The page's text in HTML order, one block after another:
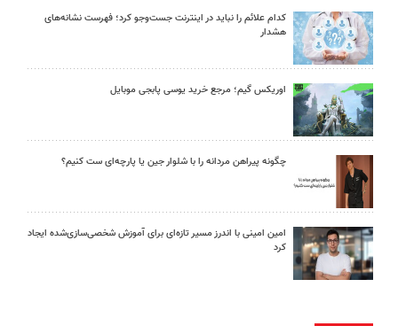
کدام علائم را نباید در اینترنت جست‌وجو کرد؛ فهرست نشانه‌های
هشدار
اوریکس گیم؛ مرجع خرید یوسی پابجی موبایل
چگونه پیراهن مردانه را با شلوار جین یا پارچه‌ای ست کنیم؟
امین امینی با اندرز مسیر تازه‌ای برای آموزش شخصی‌سازی‌شده ایجاد
کرد